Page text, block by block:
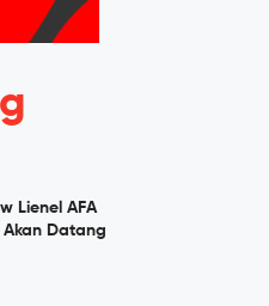
Lienel AFA
Akan Datang